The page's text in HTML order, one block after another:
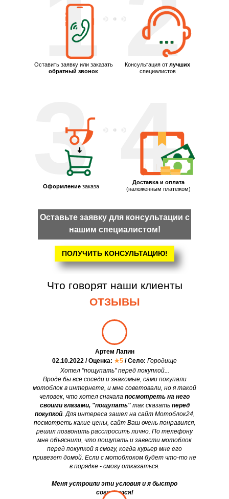
4
3
Оставить заявку или заказать
обратный звонок
Консультация от лучших
специалистов
Оформление заказа
Доставка и оплата
(наложенным платежом)
ПОЛУЧИТЬ КОНСУЛЬТАЦИЮ!
Оставьте заявку для консультации с
нашим специалистом!
Что говорят наши клиенты
ОТЗЫВЫ
Хотел "пощупать" перед покупкой...
Вроде бы все соседи и знакомые, сами покупали
мотоблок в интернете, и мне советовали, но я такой
человек, что хотел сначала посмотреть на него
своими глазами, "пощупать"так сказать перед
покупкой. Для интереса зашел на сайт Мотоблок24,
посмотреть какие цены, сайт Ваш очень понравился,
решил позвонить расспросить лично. По телефону
мне объяснили, что пощупать и завести мотоблок
перед покупкой я смогу, когда курьер мне его
привезет домой. Если с мотоблоком будет что-то не
в порядке - смогу отказаться.
Меня устроили эти условия и я быстро
согласился!
Артем Лапин
02.10.2022 / Оценка: ★5 / Село: Городище